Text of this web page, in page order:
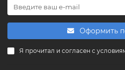
Оформить
Я прочитал и согласен с